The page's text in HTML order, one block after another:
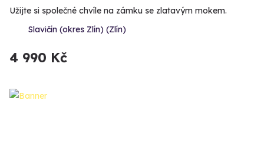
Užijte si společné chvíle na zámku se zlatavým mokem.
Slavičín (okres Zlín) (Zlín)
4 990 Kč